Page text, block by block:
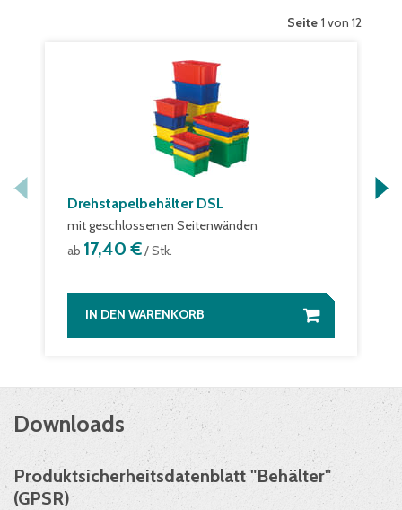
Seite 1 von 12
Drehstapelbehälter DSL
mit geschlossenen Seitenwänden
ab 17,40 €/ Stk.
IN DEN WARENKORB
Downloads
Produktsicherheitsdatenblatt "Behälter"
(GPSR)